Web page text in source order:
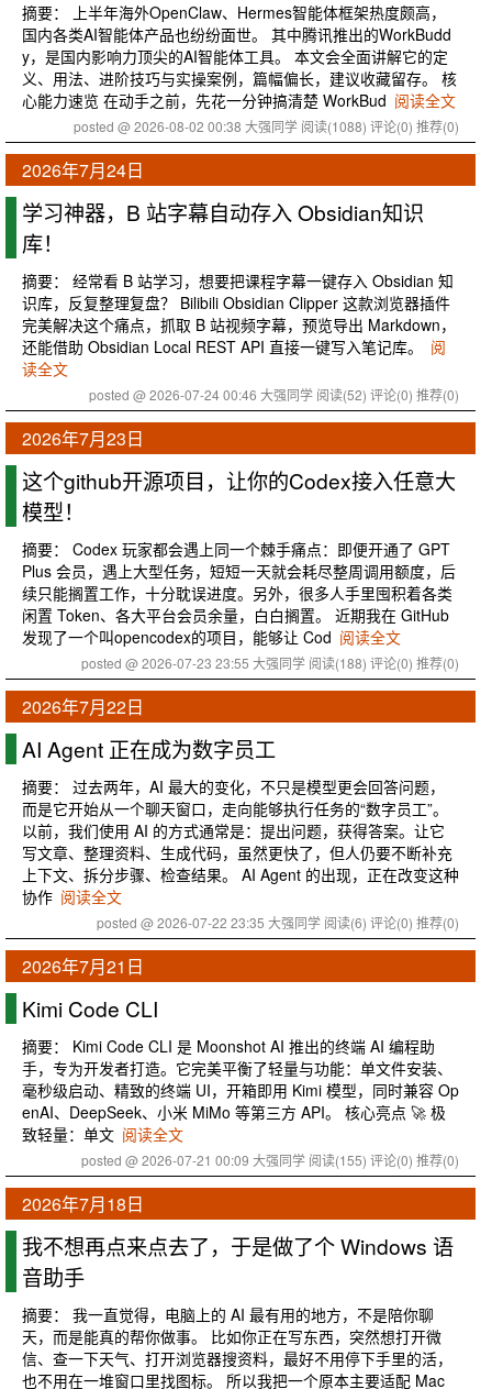
摘要： 上半年海外OpenClaw、Hermes智能体框架热度颇高，
国内各类AI智能体产品也纷纷面世。 其中腾讯推出的WorkBudd
y，是国内影响力顶尖的AI智能体工具。 本文会全面讲解它的定
义、用法、进阶技巧与实操案例，篇幅偏长，建议收藏留存。 核
心能力速览 在动手之前，先花一分钟搞清楚 WorkBud 阅读全文
posted @ 2026-08-02 00:38 大强同学 阅读(1088) 评论(0) 推荐(0)
2026年7月24日
学习神器，B 站字幕自动存入 Obsidian知识
库！
摘要： 经常看 B 站学习，想要把课程字幕一键存入 Obsidian 知
识库，反复整理复盘？ Bilibili Obsidian Clipper 这款浏览器插件
完美解决这个痛点，抓取 B 站视频字幕，预览导出 Markdown，
还能借助 Obsidian Local REST API 直接一键写入笔记库。
阅
读全文
posted @ 2026-07-24 00:46 大强同学 阅读(52) 评论(0) 推荐(0)
2026年7月23日
这个github开源项目，让你的Codex接入任意大
模型！
摘要： Codex 玩家都会遇上同一个棘手痛点：即便开通了 GPT
Plus 会员，遇上大型任务，短短一天就会耗尽整周调用额度，后
续只能搁置工作，十分耽误进度。另外，很多人手里囤积着各类
闲置 Token、各大平台会员余量，白白搁置。 近期我在 GitHub
发现了一个叫opencodex的项目，能够让 Cod 阅读全文
posted @ 2026-07-23 23:55 大强同学 阅读(188) 评论(0) 推荐(0)
2026年7月22日
AI Agent 正在成为数字员工
摘要： 过去两年，AI 最大的变化，不只是模型更会回答问题，
而是它开始从一个聊天窗口，走向能够执行任务的“数字员工”。
以前，我们使用 AI 的方式通常是：提出问题，获得答案。让它
写文章、整理资料、生成代码，虽然更快了，但人仍要不断补充
上下文、拆分步骤、检查结果。 AI Agent 的出现，正在改变这种
协作 阅读全文
posted @ 2026-07-22 23:35 大强同学 阅读(6) 评论(0) 推荐(0)
2026年7月21日
Kimi Code CLI
摘要： Kimi Code CLI 是 Moonshot AI 推出的终端 AI 编程助
手，专为开发者打造。它完美平衡了轻量与功能：单文件安装、
毫秒级启动、精致的终端 UI，开箱即用 Kimi 模型，同时兼容 Op
enAI、DeepSeek、小米 MiMo 等第三方 API。 核心亮点 🚀 极
致轻量：单文 阅读全文
posted @ 2026-07-21 00:09 大强同学 阅读(155) 评论(0) 推荐(0)
2026年7月18日
我不想再点来点去了，于是做了个 Windows 语
音助手
摘要： 我一直觉得，电脑上的 AI 最有用的地方，不是陪你聊
天，而是能真的帮你做事。 比如你正在写东西，突然想打开微
信、查一下天气、打开浏览器搜资料，最好不用停下手里的活，
也不用在一堆窗口里找图标。 所以我把一个原本主要适配 Mac